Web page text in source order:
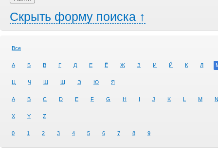
Скрыть форму поиска ↑
Все
А Б В Г Д Е Ё Ж З И Й К Л
Ц Ч Ш Щ Э Ю Я
A B C D E F G H I J K L M N
X Y Z
0 1 2 3 4 5 6 7 8 9